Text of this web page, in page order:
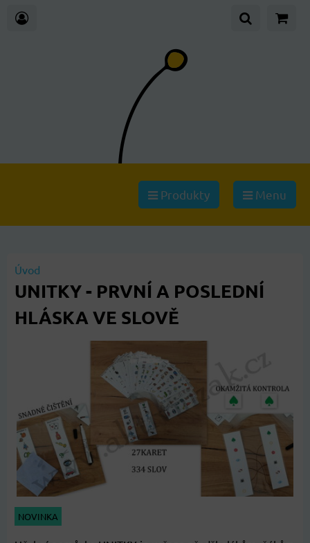
Produkty Menu
Úvod
UNITKY - PRVNÍ A POSLEDNÍ
HLÁSKA VE SLOVĚ
NOVINKA